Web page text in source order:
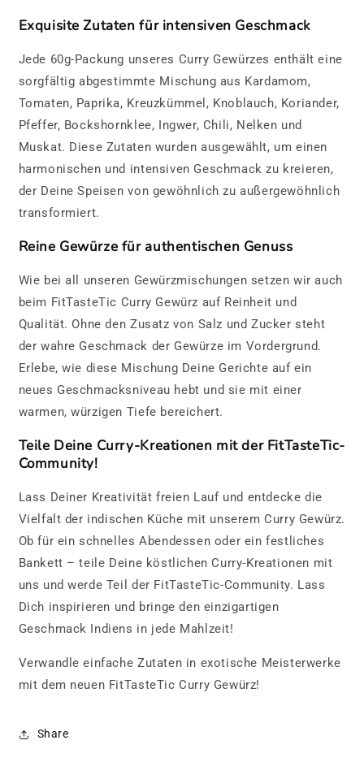
Exquisite Zutaten für intensiven Geschmack
Jede 60g-Packung unseres Curry Gewürzes enthält eine
sorgfältig abgestimmte Mischung aus Kardamom,
Tomaten, Paprika, Kreuzkümmel, Knoblauch, Koriander,
Pfeffer, Bockshornklee, Ingwer, Chili, Nelken und
Muskat. Diese Zutaten wurden ausgewählt, um einen
harmonischen und intensiven Geschmack zu kreieren,
der Deine Speisen von gewöhnlich zu außergewöhnlich
transformiert.
Reine Gewürze für authentischen Genuss
Wie bei all unseren Gewürzmischungen setzen wir auch
beim FitTasteTic Curry Gewürz auf Reinheit und
Qualität. Ohne den Zusatz von Salz und Zucker steht
der wahre Geschmack der Gewürze im Vordergrund.
Erlebe, wie diese Mischung Deine Gerichte auf ein
neues Geschmacksniveau hebt und sie mit einer
warmen, würzigen Tiefe bereichert.
Teile Deine Curry-Kreationen mit der FitTasteTic-
Community!
Lass Deiner Kreativität freien Lauf und entdecke die
Vielfalt der indischen Küche mit unserem Curry Gewürz.
Ob für ein schnelles Abendessen oder ein festliches
Bankett – teile Deine köstlichen Curry-Kreationen mit
uns und werde Teil der FitTasteTic-Community. Lass
Dich inspirieren und bringe den einzigartigen
Geschmack Indiens in jede Mahlzeit!
Verwandle einfache Zutaten in exotische Meisterwerke
mit dem neuen FitTasteTic Curry Gewürz!
Share